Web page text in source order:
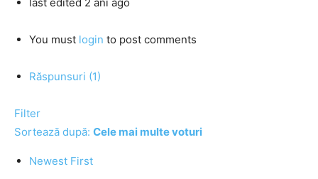
You must login to post comments
Răspunsuri (1)
Filter
Sortează după: Cele mai multe voturi
Newest First